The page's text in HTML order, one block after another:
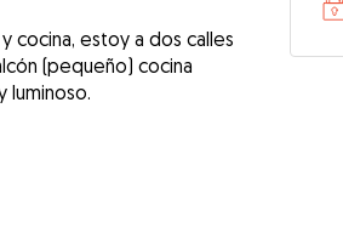
cocina, estoy a dos calles
(pequeño) cocina
luminoso.